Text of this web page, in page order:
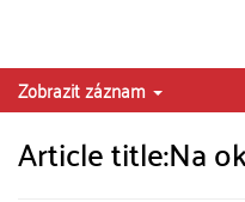
Zobrazit záznam
Article title:Na